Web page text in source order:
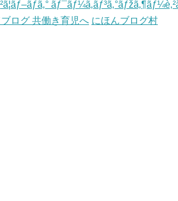
にほんブログ村